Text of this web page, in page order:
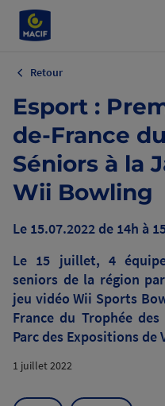
Retour
Esport :
de-France
Séniors à la
Wii Bowling
Le 15.07.2022 de 14h à
Le 15 juillet, 4
seniors de la région
jeu vidéo Wii Sports
France du Trophée
Parc des Expositions de
1 juillet 2022